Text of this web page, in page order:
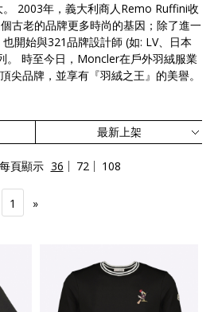
2003年，義大利商人Remo Ruffini收
古老的品牌更多時尚的基因；除了進一
開始與321品牌設計師 (如: LV、日本
。 時至今日，Moncler在戶外羽絨服業
尖品牌，並享有『羽絨之王』的美譽。
每頁顯示 36 72 108
1 »